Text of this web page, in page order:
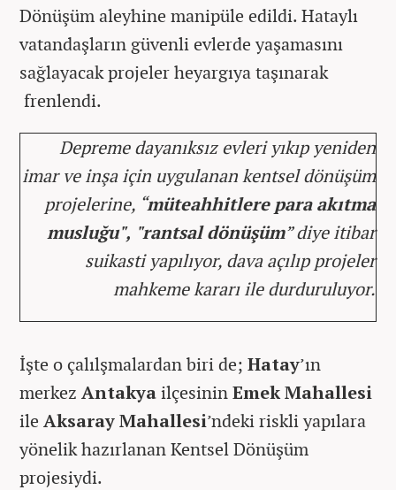
Dönüşüm aleyhine manipüle edildi. Hataylı
vatandaşların güvenli evlerde yaşamasını
sağlayacak projeler heyargıya taşınarak
frenlendi.
Depreme dayanıksız evleri yıkıp yeniden
imar ve inşa için uygulanan kentsel dönüşüm
projelerine, “müteahhitlere para akıtma
musluğu", "rantsal dönüşüm” diye itibar
suikasti yapılıyor, dava açılıp projeler
mahkeme kararı ile durduruluyor.
İşte o çalılşmalardan biri de; Hatay’ın
merkez AntakyailçesininEmek Mahallesi
ile Aksaray Mahallesi’ndeki riskli yapılara
yönelik hazırlanan Kentsel Dönüşüm
projesiydi.